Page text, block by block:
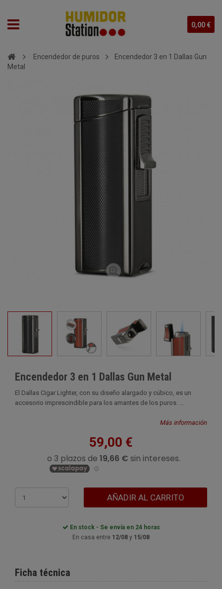
0,00 €
Encendedor de puros
Encendedor 3 en 1 Dallas Gun
Metal
Encendedor 3 en 1 Dallas Gun Metal
El Dallas Cigar Lighter, con su diseño alargado y cúbico, es un
accesorio imprescindible para los amantes de los puros. ...
Más información
59,00 €
AÑADIR AL CARRITO
En stock - Se envía en 24 horas
En casa entre 12/08 y 15/08
Ficha técnica